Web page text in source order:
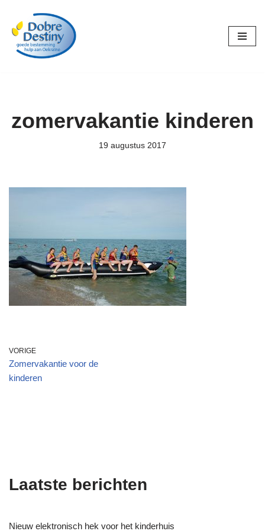
Ga
naar
zomervakantie kinderen
19 augustus 2017
VORIGE
Zomervakantie voor de
kinderen
Laatste berichten
Nieuw elektronisch hek voor het kinderhuis